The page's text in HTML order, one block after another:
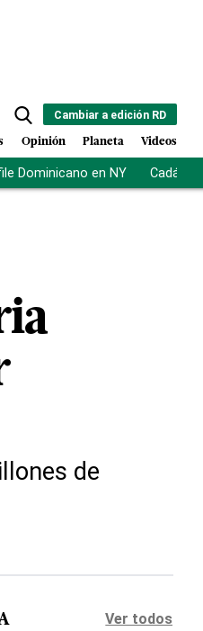
Cambiar a edición RD
Opinión Planeta Videos
Dominicano en NY
de
Ver todos